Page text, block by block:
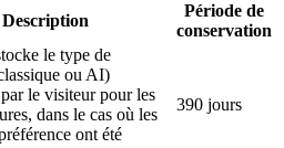
Description
Période de
conservation
le type de
ou AI)
le visiteur pour les
dans le cas où les
ont été
390 jours